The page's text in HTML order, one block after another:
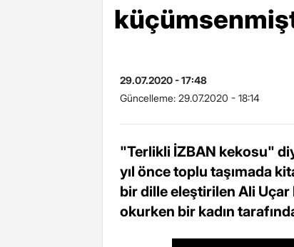
29.07.2020 - 17:48
Güncelleme: 29.07.2020 - 18:14
"Terlikli İZBAN kekosu"
yıl önce toplu taşımada
bir dille eleştirilen Ali Uçar
okurken bir kadın